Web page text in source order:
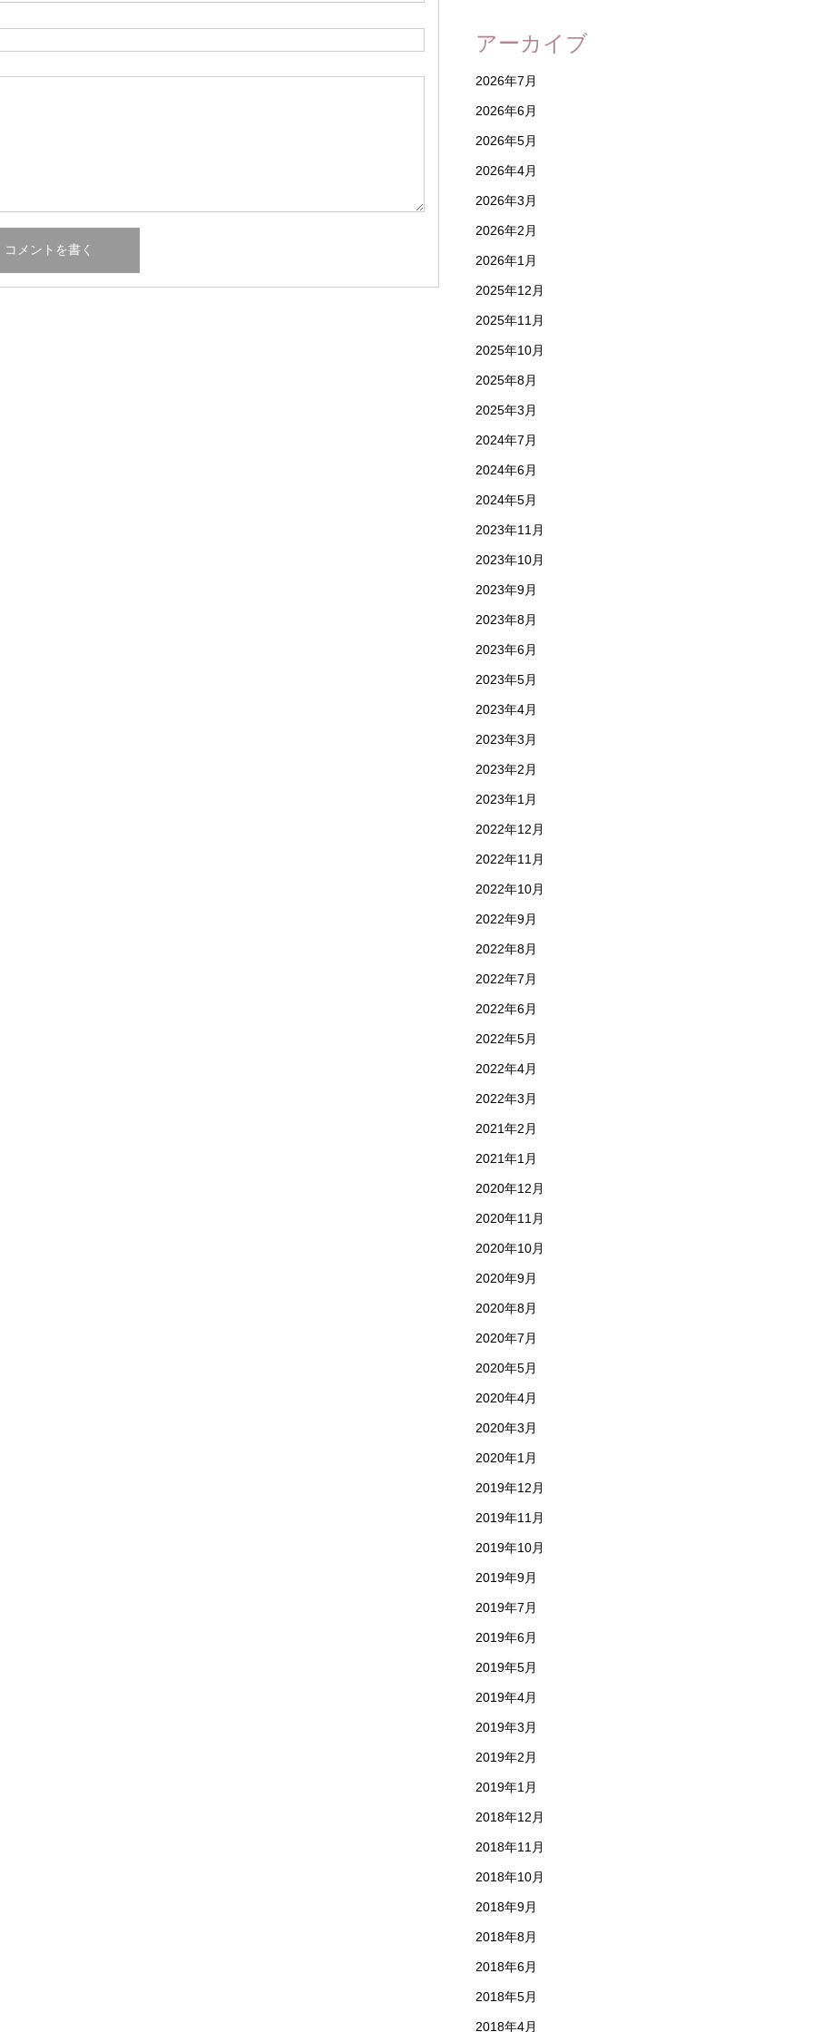
アーカイブ
2026年7月
2026年6月
2026年5月
2026年4月
2026年3月
2026年2月
2026年1月
2025年12月
2025年11月
2025年10月
2025年8月
2025年3月
2024年7月
2024年6月
2024年5月
2023年11月
2023年10月
2023年9月
2023年8月
2023年6月
2023年5月
2023年4月
2023年3月
2023年2月
2023年1月
2022年12月
2022年11月
2022年10月
2022年9月
2022年8月
2022年7月
2022年6月
2022年5月
2022年4月
2022年3月
2021年2月
2021年1月
2020年12月
2020年11月
2020年10月
2020年9月
2020年8月
2020年7月
2020年5月
2020年4月
2020年3月
2020年1月
2019年12月
2019年11月
2019年10月
2019年9月
2019年7月
2019年6月
2019年5月
2019年4月
2019年3月
2019年2月
2019年1月
2018年12月
2018年11月
2018年10月
2018年9月
2018年8月
2018年6月
2018年5月
2018年4月